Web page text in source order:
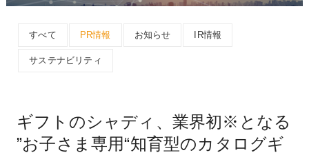
すべて PR情報 お知らせ IR情報
サステナビリティ
ギフトのシャディ、業界初※となる
”お子さま専用“知育型のカタログギ